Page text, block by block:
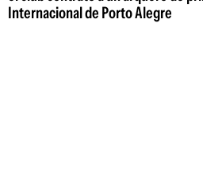
Internacional de Porto Alegre